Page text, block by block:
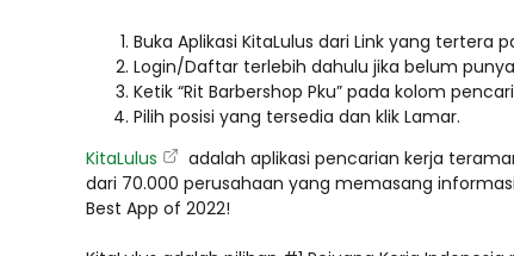
Buka Aplikasi KitaLulus dari Link yang tertera
Login/Daftar terlebih dahulu jika belum
Ketik “Rit Barbershop Pku” pada kolom
Pilih posisi yang tersedia dan klik Lamar.
KitaLulus
adalah aplikasi pencarian kerja
dari 70.000 perusahaan yang memasang
Best App of 2022!